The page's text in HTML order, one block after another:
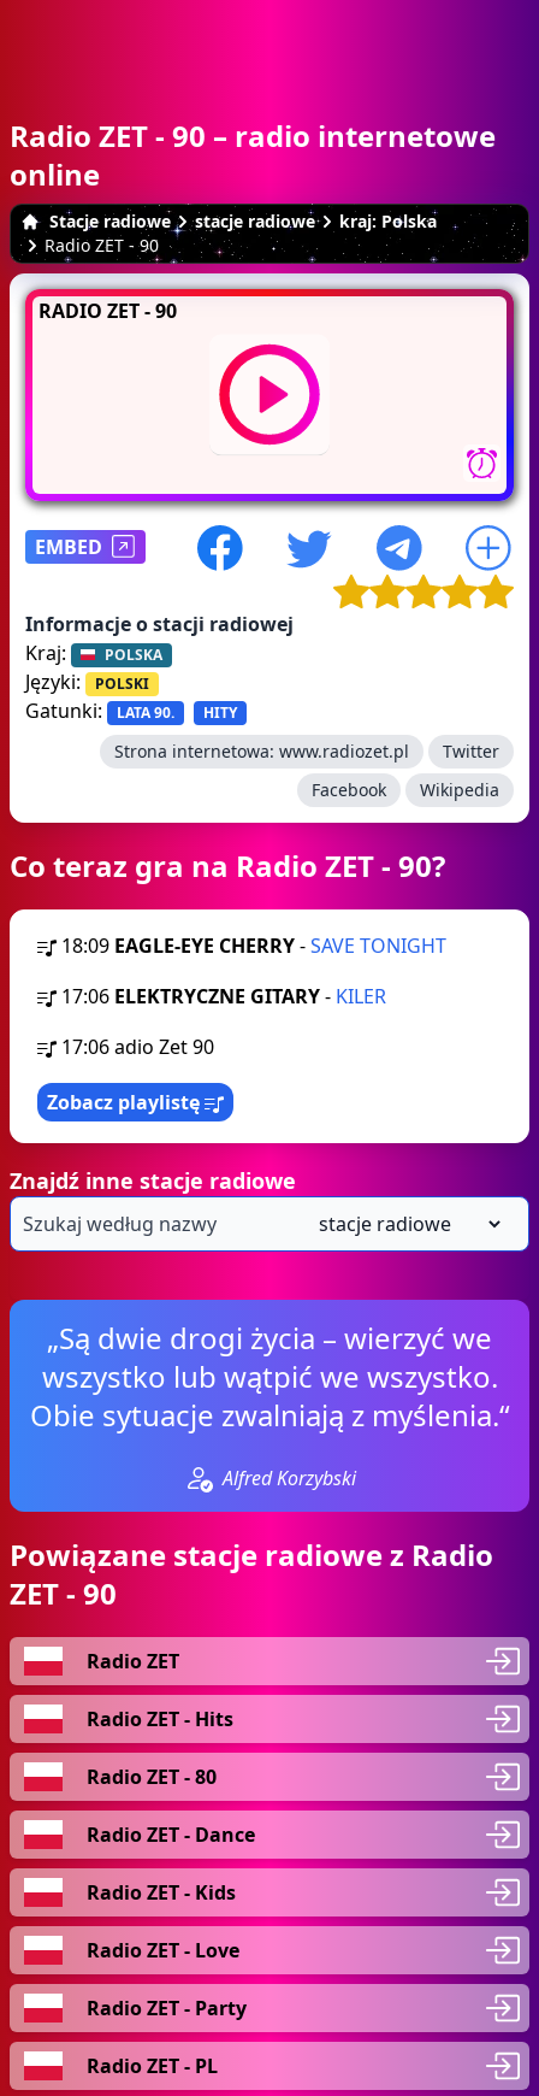
Radio ZET - 90 – radio internetowe
online
Stacje radiowe stacje radiowe
kraj: Polska
Radio ZET - 90
RADIO ZET - 90
EMBED
Informacje o stacji radiowej
Kraj:
POLSKA
Języki: POLSKI
Gatunki: LATA 90. HITY
Strona internetowa: www.radiozet.pl
Twitter
Facebook
Wikipedia
Co teraz gra na Radio ZET - 90?
18:09 EAGLE-EYE CHERRY-SAVE TONIGHT
17:06 ELEKTRYCZNE GITARY- KILER
17:06adio Zet 90
Zobacz playlistę
Znajdź inne stacje radiowe
„Są dwie drogi życia – wierzyć we
wszystko lub wątpić we wszystko.
Obie sytuacje zwalniają z myślenia.“
Alfred Korzybski
Powiązane stacje radiowe z Radio
ZET - 90
Radio ZET
Radio ZET - Hits
Radio ZET - 80
Radio ZET - Dance
Radio ZET - Kids
Radio ZET - Love
Radio ZET - Party
Radio ZET - PL